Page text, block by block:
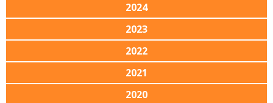
2024
2023
2022
2021
2020